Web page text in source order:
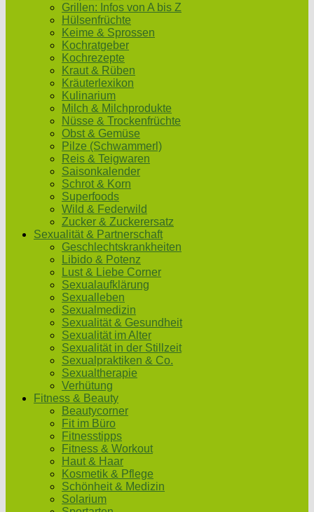
Grillen: Infos von A bis Z
Hülsenfrüchte
Keime & Sprossen
Kochratgeber
Kochrezepte
Kraut & Rüben
Kräuterlexikon
Kulinarium
Milch & Milchprodukte
Nüsse & Trockenfrüchte
Obst & Gemüse
Pilze (Schwammerl)
Reis & Teigwaren
Saisonkalender
Schrot & Korn
Superfoods
Wild & Federwild
Zucker & Zuckerersatz
Sexualität & Partnerschaft
Geschlechtskrankheiten
Libido & Potenz
Lust & Liebe Corner
Sexualaufklärung
Sexualleben
Sexualmedizin
Sexualität & Gesundheit
Sexualität im Alter
Sexualität in der Stillzeit
Sexualpraktiken & Co.
Sexualtherapie
Verhütung
Fitness & Beauty
Beautycorner
Fit im Büro
Fitnesstipps
Fitness & Workout
Haut & Haar
Kosmetik & Pflege
Schönheit & Medizin
Solarium